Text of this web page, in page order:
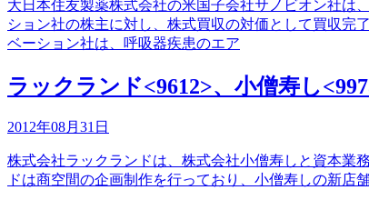
大日本住友製薬株式会社の米国子会社サノビオン社は
ション社の株主に対し、株式買収の対価として買収完
ベーション社は、呼吸器疾患のエア
ラックランド<9612>、小僧寿し
2012年08月31日
株式会社ラックランドは、株式会社小僧寿しと資本業
ドは商空間の企画制作を行っており、小僧寿しの新店